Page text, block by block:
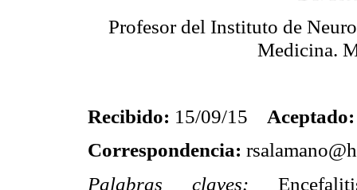
Profesor del Instituto de
Medicina.
Recibido: 15/09/15 Aceptado:
Correspondencia:
Palabras claves: